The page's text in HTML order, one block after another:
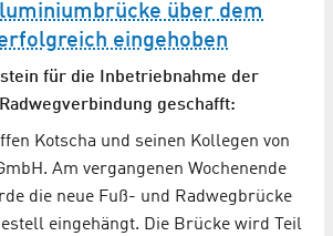
über dem
eingehoben
für die Inbetriebnahme der
geschafft:
Kotscha und seinen Kollegen von
Am vergangenen Wochenende
die neue Fuß- und Radwegbrücke
eingehängt. Die Brücke wird Teil